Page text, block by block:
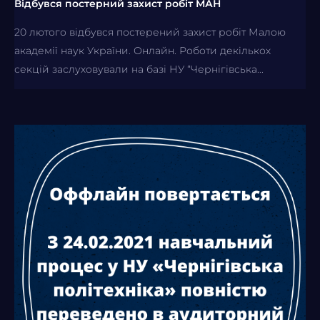
Відбувся постерний захист робіт МАН
20 лютого відбувся постерений захист робіт Малою
академії наук України. Онлайн. Роботи декількох
секцій заслуховували на базі НУ “Чернігівська...